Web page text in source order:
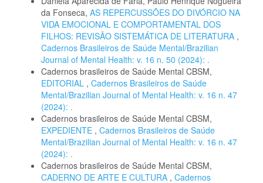
da Fonseca, AS REPERCUSSÕES DO DIVÓRCIO NA
VIDA EMOCIONAL E COMPORTAMENTAL DOS
FILHOS: REVISÃO SISTEMÁTICA DE LITERATURA ,
Cadernos Brasileiros de Saúde Mental/Brazilian
Journal of Mental Health: v. 16 n. 50 (2024): .
Cadernos brasileiros de Saúde Mental CBSM,
EDITORIAL , Cadernos Brasileiros de Saúde
Mental/Brazilian Journal of Mental Health: v. 16 n. 47
(2024): .
Cadernos brasileiros de Saúde Mental CBSM,
EXPEDIENTE , Cadernos Brasileiros de Saúde
Mental/Brazilian Journal of Mental Health: v. 16 n. 47
(2024): .
Cadernos brasileiros de Saúde Mental CBSM,
CADERNO DE ARTE E CULTURA , Cadernos